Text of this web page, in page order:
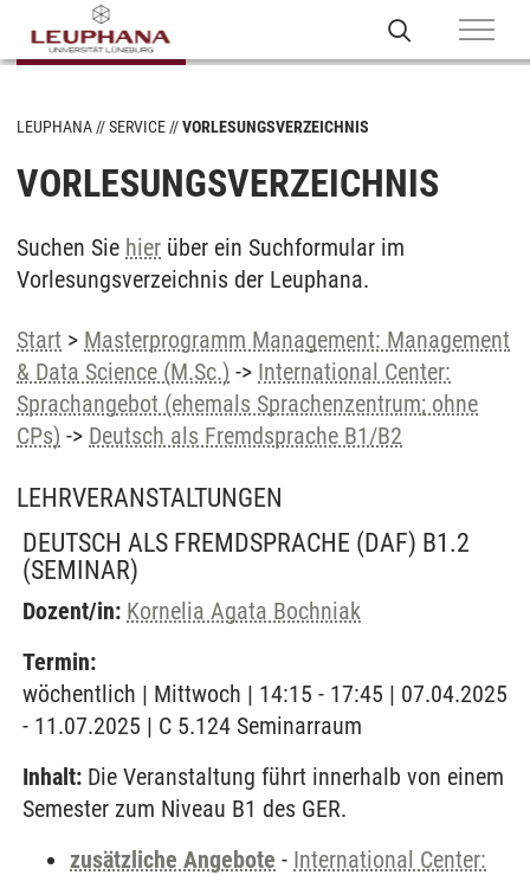
LEUPHANA SERVICE VORLESUNGSVERZEICHNIS
VORLESUNGSVERZEICHNIS
Suchen Sie hier über ein Suchformular im
Vorlesungsverzeichnis der Leuphana.
Start > Masterprogramm Management: Management
& Data Science (M.Sc.) -> International Center:
Sprachangebot (ehemals Sprachenzentrum; ohne
CPs) -> Deutsch als Fremdsprache B1/B2
LEHRVERANSTALTUNGEN
DEUTSCH ALS FREMDSPRACHE (DAF) B1.2
(SEMINAR)
Dozent/in: Kornelia Agata Bochniak
Termin:
wöchentlich | Mittwoch | 14:15 - 17:45 | 07.04.2025
- 11.07.2025 | C 5.124 Seminarraum
Inhalt: Die Veranstaltung führt innerhalb von einem
Semester zum Niveau B1 des GER.
zusätzliche Angebote - International Center: